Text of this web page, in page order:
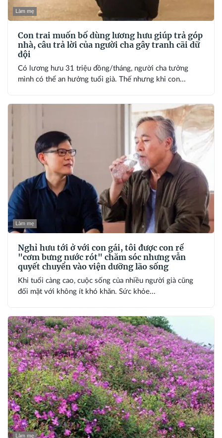
Làm mẹ
Con trai muốn bố dùng lương hưu giúp trả góp
nhà, câu trả lời của người cha gây tranh cãi dữ
dội
Có lương hưu 31 triệu đồng/tháng, người cha tưởng
mình có thể an hưởng tuổi già. Thế nhưng khi con...
Làm mẹ
Nghỉ hưu tới ở với con gái, tôi được con rể
"cơm bưng nước rót" chăm sóc nhưng vẫn
quyết chuyển vào viện dưỡng lão sống
Khi tuổi càng cao, cuộc sống của nhiều người già cũng
đối mặt với không ít khó khăn. Sức khỏe...
Làm mẹ